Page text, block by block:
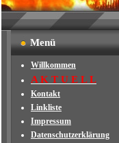
Menü
Willkommen
A K T U E L L
Kontakt
Linkliste
Impressum
Datenschutzerklärung